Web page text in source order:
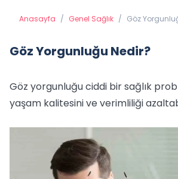
Anasayfa / Genel Sağlık / Göz
Göz Yorgunluğu Nedir?
Göz yorgunluğu ciddi bir sağlık
yaşam kalitesini ve verimliliği